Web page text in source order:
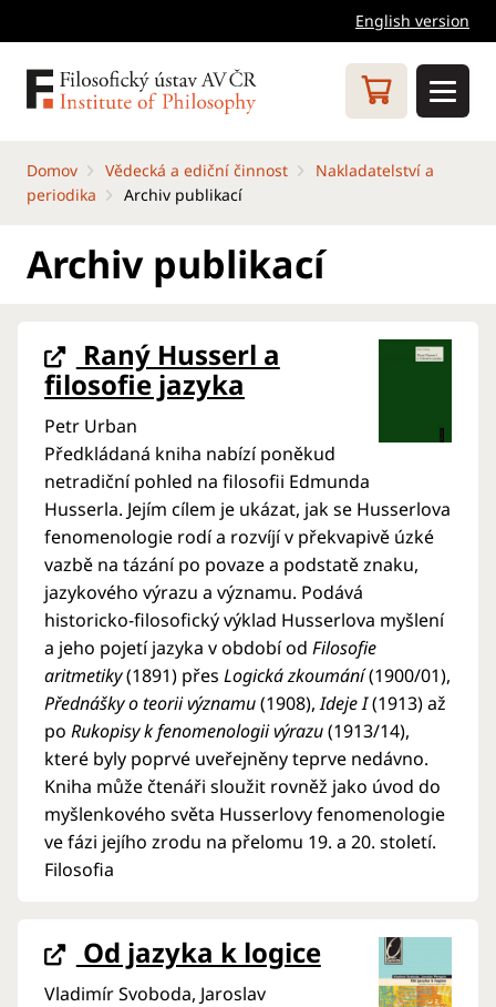
English version
Domov Vědecká a ediční činnost
Nakladatelství a
periodika
Archiv publikací
Archiv publikací
Raný Husserl a
filosofie jazyka
Petr Urban
Předkládaná kniha nabízí poněkud
netradiční pohled na filosofii Edmunda
Husserla. Jejím cílem je ukázat, jak se Husserlova
fenomenologie rodí a rozvíjí v překvapivě úzké
vazbě na tázání po povaze a podstatě znaku,
jazykového výrazu a významu. Podává
historicko-filosofický výklad Husserlova myšlení
a jeho pojetí jazyka v období od Filosofie
aritmetiky(1891) přes Logická zkoumání(1900/01),
Přednášky o teorii významu(1908),Ideje I(1913) až
po Rukopisy k fenomenologii výrazu(1913/14),
které byly poprvé uveřejněny teprve nedávno.
Kniha může čtenáři sloužit rovněž jako úvod do
myšlenkového světa Husserlovy fenomenologie
ve fázi jejího zrodu na přelomu 19. a 20. století.
Filosofia
Od jazyka k logice
Vladimír Svoboda, Jaroslav